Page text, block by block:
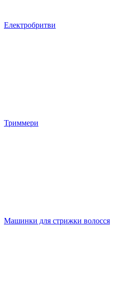
Електробритви
Триммери
Машинки для стрижки волосся